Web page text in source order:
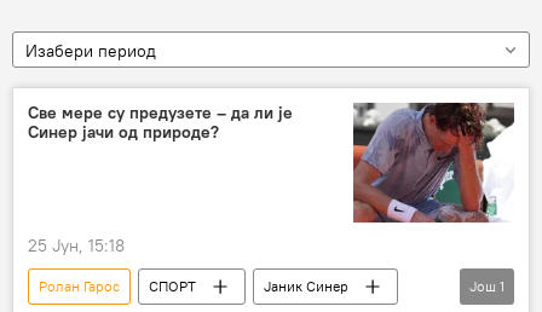
Изабери период
Све мере су предузете – да ли је
Синер јачи од природе?
25 Јун, 15:18
Ролан Гарос СПОРТ
Јаник Синер
Још 1